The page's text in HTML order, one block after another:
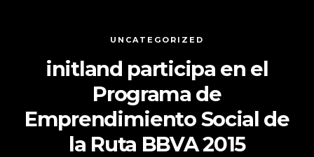
UNCATEGORIZED
initland participa en el
Programa de
Emprendimiento Social de
la Ruta BBVA 2015